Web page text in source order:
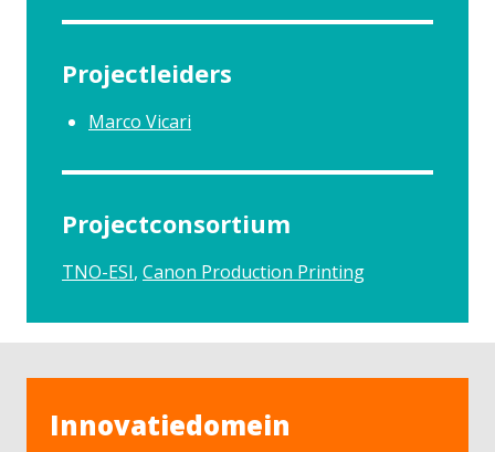
Projectleiders
Marco Vicari
Projectconsortium
TNO-ESI Canon Production Printing
Innovatiedomein